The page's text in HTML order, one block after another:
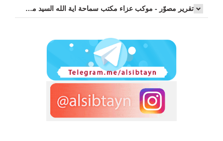
تقرير مصوّر - موكب عزاء مکتب سماحة اية الله السيد مرتضى الموسوي الاصفهاني في يوم إستشهاد السيدة فاطم...